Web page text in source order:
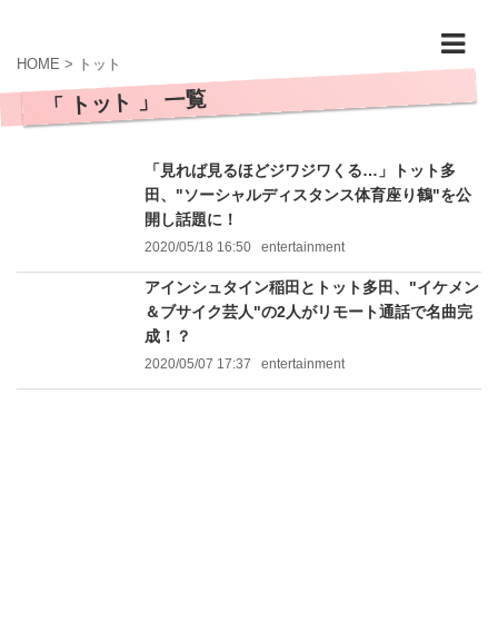
HOME > トット
「 トット 」 一覧
「見れば見るほどジワジワくる…」トット多
田、"ソーシャルディスタンス体育座り鶴"を公
開し話題に！
2020/05/18 16:50 entertainment
アインシュタイン稲田とトット多田、"イケメン
＆ブサイク芸人"の2人がリモート通話で名曲完
成！？
2020/05/07 17:37 entertainment